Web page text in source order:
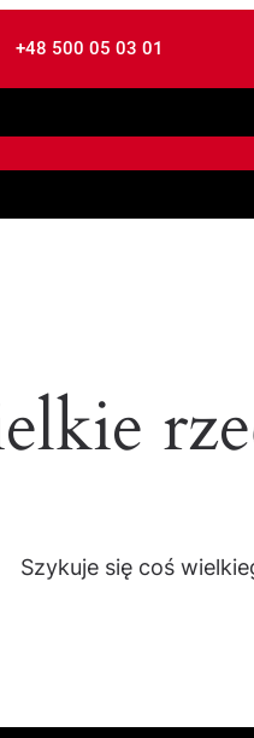
+48 500 05 03 01
Szykuje się coś